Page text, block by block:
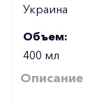
Украина
Объем:
400 мл
Описание